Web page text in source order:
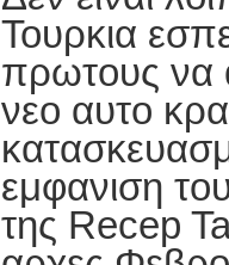
Τουρκια
πρωτους να
νεο αυτο
εμφανιση
της Recep